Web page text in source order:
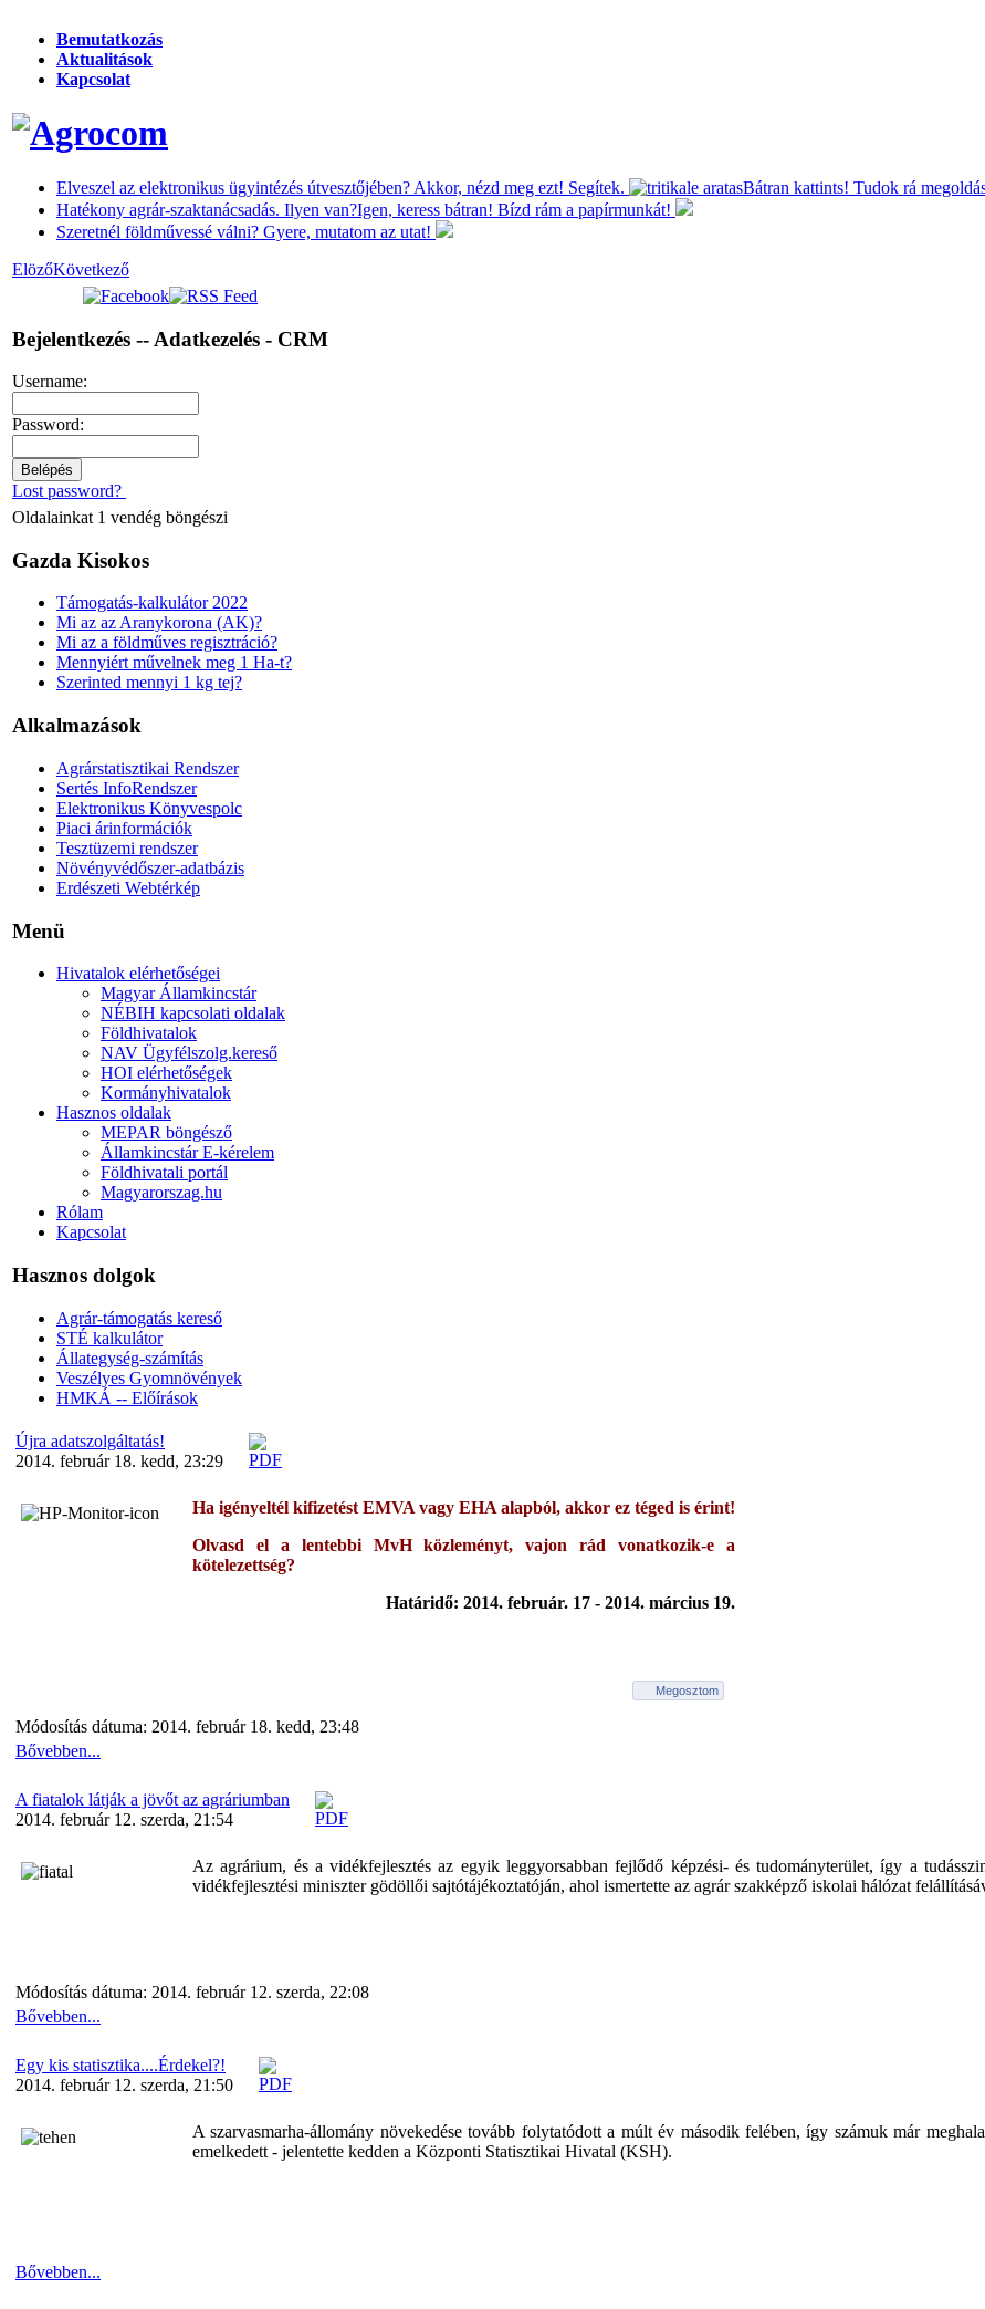
Bemutatkozás
Aktualitások
Kapcsolat
Elveszel az elektronikus ügyintézés útvesztőjében? Akkor, nézd meg ezt! Segítek.
Bátran kattints! Tudok rá
Hatékony agrár-szaktanácsadás. Ilyen van?Igen, keress bátran! Bízd rám a papírmunkát!
Szeretnél földművessé válni? Gyere, mutatom az utat!
ElözőKövetkező
Bejelentkezés -- Adatkezelés - CRM
Username:
Password:
Lost password?
Oldalainkat 1 vendég böngészi
Gazda Kisokos
Támogatás-kalkulátor 2022
Mi az az Aranykorona (AK)?
Mi az a földműves regisztráció?
Mennyiért művelnek meg 1 Ha-t?
Szerinted mennyi 1 kg tej?
Alkalmazások
Agrárstatisztikai Rendszer
Sertés InfoRendszer
Elektronikus Könyvespolc
Piaci árinformációk
Tesztüzemi rendszer
Növényvédőszer-adatbázis
Erdészeti Webtérkép
Menü
Hivatalok elérhetőségei
Magyar Államkincstár
NÉBIH kapcsolati oldalak
Földhivatalok
NAV Ügyfélszolg.kereső
HOI elérhetőségek
Kormányhivatalok
Hasznos oldalak
MEPAR böngésző
Államkincstár E-kérelem
Földhivatali portál
Magyarorszag.hu
Rólam
Kapcsolat
Hasznos dolgok
Agrár-támogatás kereső
STÉ kalkulátor
Állategység-számítás
Veszélyes Gyomnövények
HMKÁ -- Előírások
Újra adatszolgáltatás!
2014. február 18. kedd, 23:29
Ha igényeltél kifizetést EMVA vagy EHA alapból, akkor ez téged is érint!
Olvasd el a lentebbi MvH közleményt, vajon rád vonatkozik-e a
kötelezettség?
Határidő: 2014. február. 17 - 2014. március 19.
Megosztom
Módosítás dátuma: 2014. február 18. kedd, 23:48
Bővebben...
A fiatalok látják a jövőt az agráriumban
2014. február 12. szerda, 21:54
Az agrárium, és a vidékfejlesztés az egyik leggyorsabban fejlődő képzési- és tudományterület, így a
vidékfejlesztési miniszter gödöllői sajtótájékoztatóján, ahol ismertette az agrár szakképző iskolai hálózat
Módosítás dátuma: 2014. február 12. szerda, 22:08
Bővebben...
Egy kis statisztika....Érdekel?!
2014. február 12. szerda, 21:50
A szarvasmarha-állomány növekedése tovább folytatódott a múlt év második felében, így számuk már
emelkedett - jelentette kedden a Központi Statisztikai Hivatal (KSH).
Bővebben...